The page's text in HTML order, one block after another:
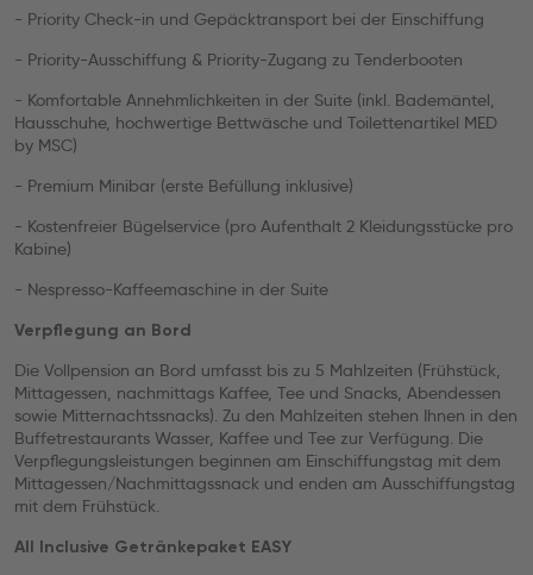
- Priority Check-in und Gepäcktransport bei der Einschiffung
- Priority-Ausschiffung & Priority-Zugang zu Tenderbooten
- Komfortable Annehmlichkeiten in der Suite (inkl. Bademäntel,
Hausschuhe, hochwertige Bettwäsche und Toilettenartikel MED
by MSC)
- Premium Minibar (erste Befüllung inklusive)
- Kostenfreier Bügelservice (pro Aufenthalt 2 Kleidungsstücke pro
Kabine)
- Nespresso-Kaffeemaschine in der Suite
Verpflegung an Bord
Die Vollpension an Bord umfasst bis zu 5 Mahlzeiten (Frühstück,
Mittagessen, nachmittags Kaffee, Tee und Snacks, Abendessen
sowie Mitternachtssnacks). Zu den Mahlzeiten stehen Ihnen in den
Buffetrestaurants Wasser, Kaffee und Tee zur Verfügung. Die
Verpflegungsleistungen beginnen am Einschiffungstag mit dem
Mittagessen/Nachmittagssnack und enden am Ausschiffungstag
mit dem Frühstück.
All Inclusive Getränkepaket EASY